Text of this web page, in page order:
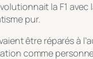
la F1
pur.
être réparés à
comme